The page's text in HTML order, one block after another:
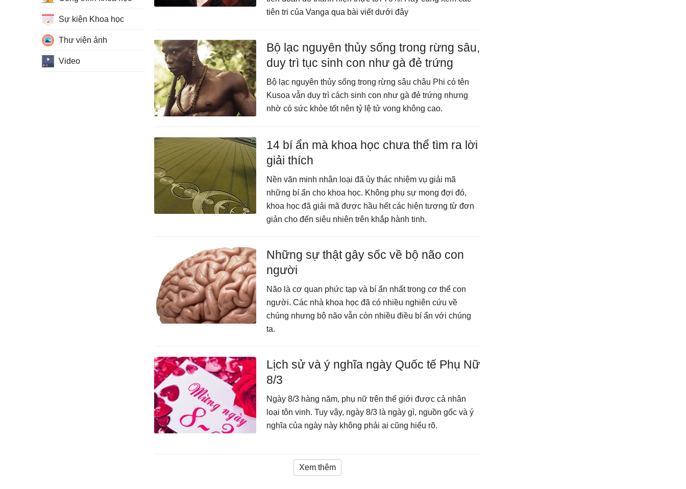
tiên tri của Vanga qua bài viết dưới đây
Bộ lạc nguyên thủy sống trong rừng sâu,
duy trì tục sinh con như gà đẻ trứng
Bộ lạc nguyên thủy sống trong rừng sâu châu Phi có tên
Kusoa vẫn duy trì cách sinh con như gà đẻ trứng nhưng
nhờ có sức khỏe tốt nên tỷ lệ tử vong không cao.
14 bí ẩn mà khoa học chưa thể tìm ra lời
giải thích
Nền văn minh nhân loại đã ủy thác nhiệm vụ giải mã
những bí ẩn cho khoa học. Không phụ sự mong đợi đó,
khoa học đã giải mã được hầu hết các hiện tượng từ đơn
giản cho đến siêu nhiên trên khắp hành tinh.
Những sự thật gây sốc về bộ não con
người
Não là cơ quan phức tạp và bí ẩn nhất trong cơ thể con
người. Các nhà khoa học đã có nhiều nghiên cứu về
chúng nhưng bộ não vẫn còn nhiều điều bí ẩn với chúng
ta.
Lịch sử và ý nghĩa ngày Quốc tế Phụ Nữ
8/3
Ngày 8/3 hàng năm, phụ nữ trên thế giới được cả nhân
loại tôn vinh. Tuy vậy, ngày 8/3 là ngày gì, nguồn gốc và ý
nghĩa của ngày này không phải ai cũng hiểu rõ.
Xem thêm
Sự kiện Khoa học
Thư viện ảnh
Video